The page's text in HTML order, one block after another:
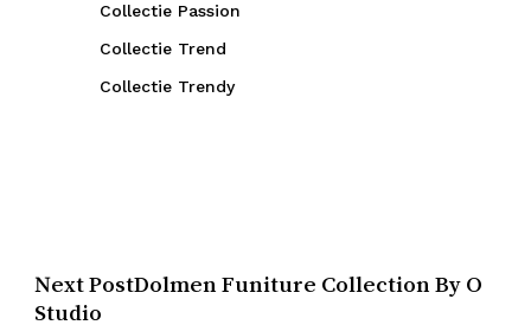
Collectie Passion
Collectie Trend
Collectie Trendy
Next PostDolmen Funiture Collection By O
Studio